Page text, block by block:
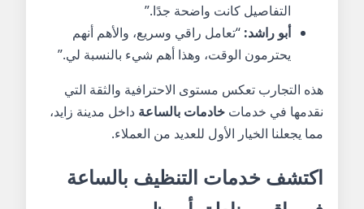
التفاصيل كانت واضحة جدًا.”
أبو راشد: “تعامل راقي وسريع، والأهم أنهم
يحترمون الوقت، وهذا أهم شيء بالنسبة لي.”
هذه التجارب تعكس مستوى الاحترافية والثقة التي
نقدمها في خدمات خادمات بالساعة داخل مدينة زايد،
مما يجعلنا الخيار الأول للعديد من العملاء.
اكتشف خدمات التنظيف بالساعة